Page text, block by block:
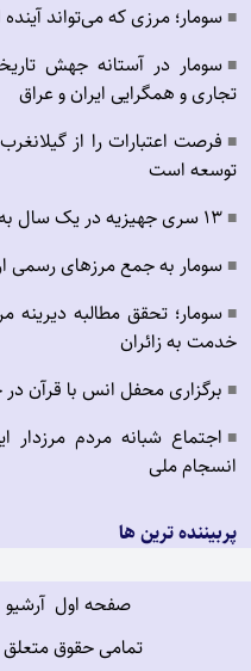
■ سومار؛ مرزی که می‌تواند
■ سومار در آستانه جهش
تجاری و همگرایی ایران و عراق
■ فرصت اعتبارات را از
توسعه است
■ ۱۳ سری جهیزیه در یک سال به زوج‌های تحت پوشش اهدا شد
■ سومار به جمع مرزهای رسمی
■ سومار؛ تحقق مطالبه
خدمت به زائران
■ برگزاری محفل انس با قرآن
■ اجتماع شبانه مردم مرزدار
انسجام ملی
پربیننده ترین ها
صفحه اول آرشیو
تمامی حقوق